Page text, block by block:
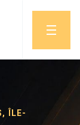
ÎLE-